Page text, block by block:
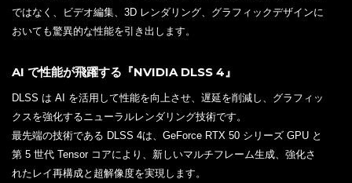
ではなく、ビデオ編集、3D レンダリング、グラフィックデザインに
おいても驚異的な性能を引き出します。
AI で性能が飛躍する『NVIDIA DLSS 4』
DLSS は AI を活用して性能を向上させ、遅延を削減し、グラフィッ
クスを強化するニューラルレンダリング技術です。
最先端の技術である DLSS 4は、GeForce RTX 50 シリーズ GPU と
第 5 世代 Tensor コアにより、新しいマルチフレーム生成、強化さ
れたレイ再構成と超解像度を実現します。